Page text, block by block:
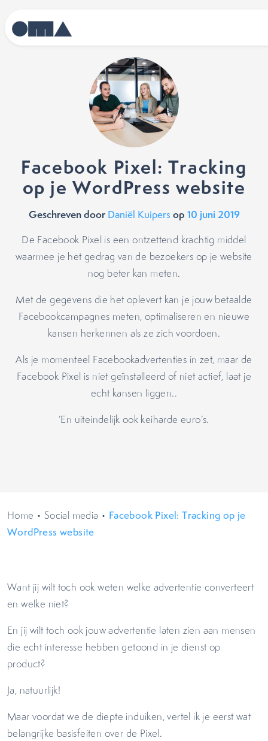
Facebook Pixel: Tracking
op je WordPress website
Geschreven door Daniël Kuipers op 10 juni 2019
De Facebook Pixel is een ontzettend krachtig middel
waarmee je het gedrag van de bezoekers op je website
nog beter kan meten.
Met de gegevens die het oplevert kan je jouw betaalde
Facebookcampagnes meten, optimaliseren en nieuwe
kansen herkennen als ze zich voordoen.
Als je momenteel Facebookadvertenties in zet, maar de
Facebook Pixel is niet geïnstalleerd of niet actief, laat je
echt kansen liggen..
’En uiteindelijk ook keiharde euro’s.
Home • Social media • Facebook Pixel: Tracking op je
WordPress website
Want jij wilt toch ook weten welke advertentie converteert
en welke niet?
En jij wilt toch ook jouw advertentie laten zien aan mensen
die echt interesse hebben getoond in je dienst op
product?
Ja, natuurlijk!
Maar voordat we de diepte induiken, vertel ik je eerst wat
belangrijke basisfeiten over de Pixel.